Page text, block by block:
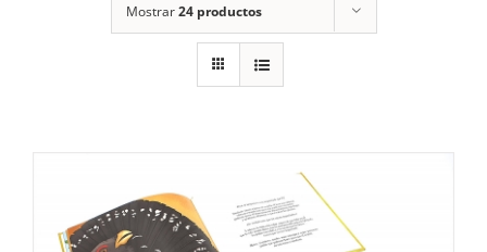
Mostrar24 productos